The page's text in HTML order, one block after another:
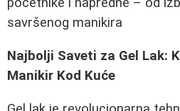
savršenog manikira
Najbolji Saveti za Gel Lak:
Manikir Kod Kuće